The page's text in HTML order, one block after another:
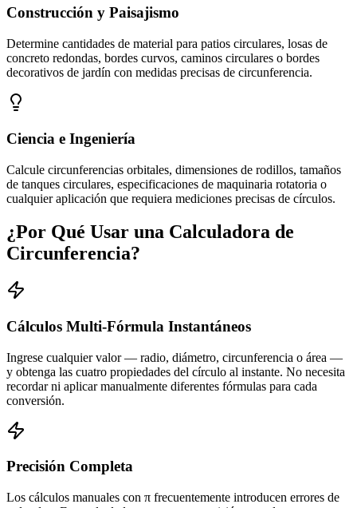
Construcción y Paisajismo
Determine cantidades de material para patios circulares, losas de
concreto redondas, bordes curvos, caminos circulares o bordes
decorativos de jardín con medidas precisas de circunferencia.
Ciencia e Ingeniería
Calcule circunferencias orbitales, dimensiones de rodillos, tamaños
de tanques circulares, especificaciones de maquinaria rotatoria o
cualquier aplicación que requiera mediciones precisas de círculos.
¿Por Qué Usar una Calculadora de
Circunferencia?
Cálculos Multi-Fórmula Instantáneos
Ingrese cualquier valor — radio, diámetro, circunferencia o área —
y obtenga las cuatro propiedades del círculo al instante. No necesita
recordar ni aplicar manualmente diferentes fórmulas para cada
conversión.
Precisión Completa
Los cálculos manuales con π frecuentemente introducen errores de